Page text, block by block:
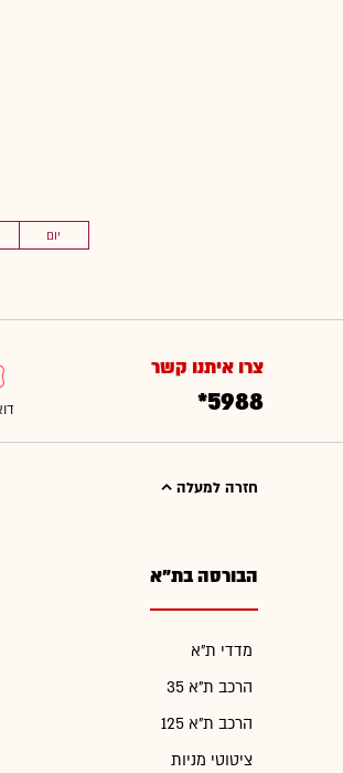
יום
צרו איתנו קשר
*5988
חזרה למעלה
הבורסה בת"א
מדדי ת"א
הרכב ת"א 35
הרכב ת"א 125
ציטוטי מניות